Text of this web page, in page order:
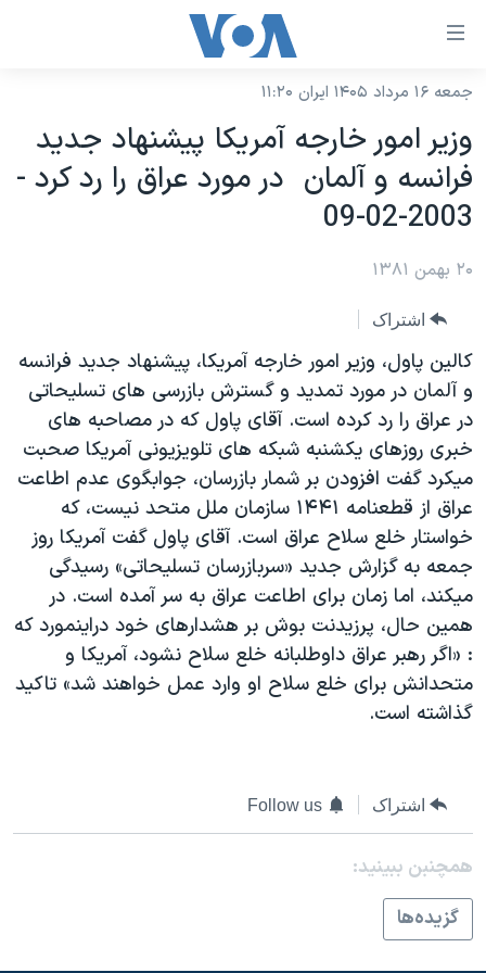
لینکهای
دسترسی
جهش
محتوای
اصلی
به
صفحه
جهش
به
جستجو
نسخه سبک وب‌سایت
موضوع ها
آمریکا
جهان
ورزشی
گزیده‌ها
ویژه برنامه‌ها
ویدیوها
فرهنگ و زندگی
حقوق شهروندی
اقتصادی
علم و فناوری
اسرائیل در جنگ
گالری عکس
برنامه های تلویزیونی
جدول برنامه ها
صفحه‌های ویژه
جام جهانی ۲۰۲۶
عملیات خشم حماسی
۲۵۰سالگی آمریکا
بایگانی برنامه‌های تلویزیونی
مستندها
انتخابات ریاست جمهوری آمریکا ۲۰۲۴
حمله جمهوری اسلامی به اسرائیل
رمز مهسا
ورزش زنان در ایران
اعتراضات زن، زندگی، آزادی
دادگاه حمید نوری
چهل سال گروگان‌گیری
قانون شفافیت دارائی کادر رهبری ایران
اعتراضات مردمی آبان ۹۸
فرکانس‌های صدای آمریکا
پخش رادیویی
یادگیری زبان انگلیسی
دنبال کنید
زبانهای مختلف
جمعه ۱۶ مرداد ۱۴۰۵ ایران ۱۱:۲۰
وزير امور خارجه آمريکا پيشنهاد جديد
فرانسه و آلمان در مورد عراق را رد کرد -
2003-02-09
۲۰ بهمن ۱۳۸۱
اشتراک
کالين پاول، وزير امور خارجه آمريکا، پيشنهاد جديد فرانسه
و آلمان در مورد تمديد و گسترش بازرسی های تسليحاتی
در عراق را رد کرده است. آقای پاول که در مصاحبه های
خبری روزهای يکشنبه شبکه های تلويزيونی آمريکا صحبت
ميکرد گفت افزودن بر شمار بازرسان، جوابگوی عدم اطاعت
عراق از قطعنامه ۱۴۴۱ سازمان ملل متحد نيست، که
خواستار خلع سلاح عراق است. آقای پاول گفت آمريکا روز
جمعه به گزارش جديد «سربازرسان تسليحاتی» رسيدگی
ميکند، اما زمان برای اطاعت عراق به سر آمده است. در
همين حال، پرزيدنت بوش بر هشدارهای خود دراينمورد که
: «اگر رهبر عراق داوطلبانه خلع سلاح نشود، آمريکا و
متحدانش برای خلع سلاح او وارد عمل خواهند شد» تاکيد
گذاشته است.
اشتراک Follow us
همچنبن ببینید:
گزيده‌ها